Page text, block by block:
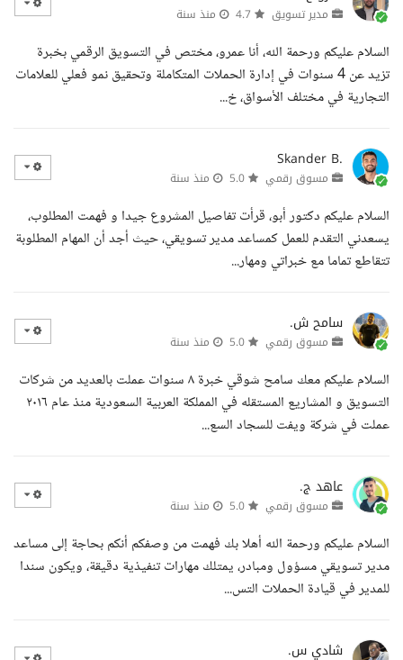
مدير تسويق منذ سنة
السلام عليكم ورحمة الله، أنا عمرو، مختص في التسويق الرقمي بخبرة
تزيد عن 4 سنوات في إدارة الحملات المتكاملة وتحقيق نمو فعلي للعلامات
التجارية في مختلف الأسواق، خ...
Skander B.
مسوق رقمي منذ سنة
السلام عليكم دكتور أبو، قرأت تفاصيل المشروع جيدا و فهمت المطلوب،
يسعدني التقدم للعمل كمساعد مدير تسويقي، حيث أجد أن المهام المطلوبة
تتقاطع تماما مع خبراتي ومهار...
سامح ش.
مسوق رقمي منذ سنة
السلام عليكم معك سامح شوقي خبرة ٨ سنوات عملت بالعديد من شركات
التسويق و المشاريع المستقله في المملكة العربية السعودية منذ عام ٢٠١٦
عملت في شركة ويفت للسجاد السع...
عاهد ج.
مسوق رقمي منذ سنة
السلام عليكم ورحمة الله أهلا بك فهمت من وصفكم أنكم بحاجة إلى مساعد
مدير تسويقي مسؤول ومبادر، يمتلك مهارات تنفيذية دقيقة، ويكون سندا
للمدير في قيادة الحملات التس...
شادي س.